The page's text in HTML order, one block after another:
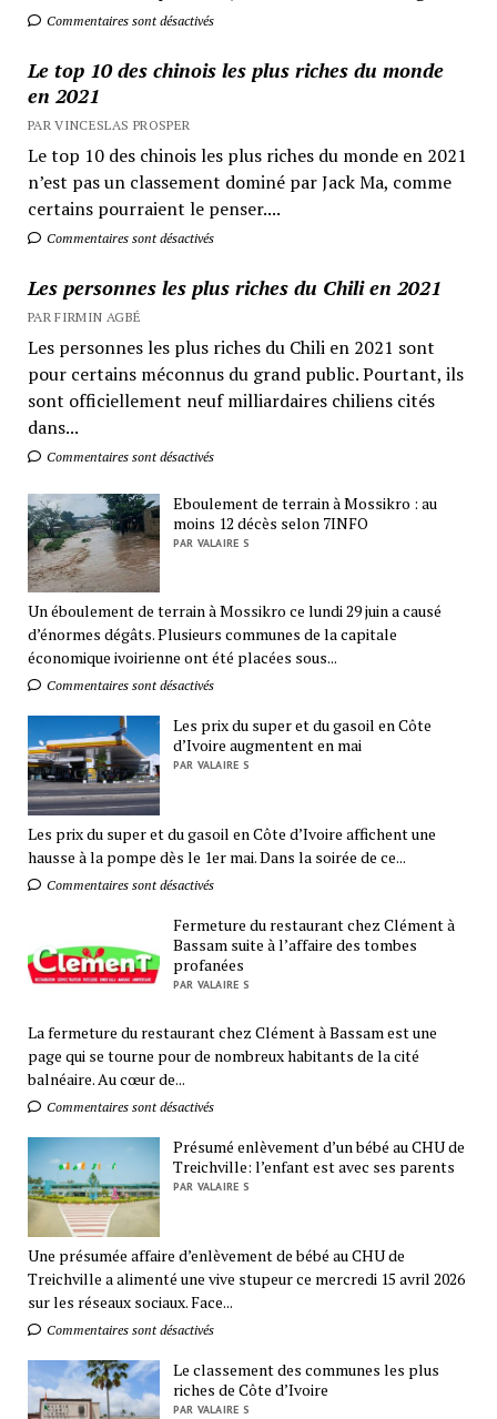
Commentaires sont désactivés
Le top 10 des chinois les plus riches du monde
en 2021
PAR VINCESLAS PROSPER
Le top 10 des chinois les plus riches du monde en 2021
n’est pas un classement dominé par Jack Ma, comme
certains pourraient le penser....
Commentaires sont désactivés
Les personnes les plus riches du Chili en 2021
PAR FIRMIN AGBÉ
Les personnes les plus riches du Chili en 2021 sont
pour certains méconnus du grand public. Pourtant, ils
sont officiellement neuf milliardaires chiliens cités
dans...
Commentaires sont désactivés
Eboulement de terrain à Mossikro : au
moins 12 décès selon 7INFO
PAR VALAIRE S
Un éboulement de terrain à Mossikro ce lundi 29 juin a causé
d’énormes dégâts. Plusieurs communes de la capitale
économique ivoirienne ont été placées sous...
Commentaires sont désactivés
Les prix du super et du gasoil en Côte
d’Ivoire augmentent en mai
PAR VALAIRE S
Les prix du super et du gasoil en Côte d’Ivoire affichent une
hausse à la pompe dès le 1er mai. Dans la soirée de ce...
Commentaires sont désactivés
Fermeture du restaurant chez Clément à
Bassam suite à l’affaire des tombes
profanées
PAR VALAIRE S
La fermeture du restaurant chez Clément à Bassam est une
page qui se tourne pour de nombreux habitants de la cité
balnéaire. Au cœur de...
Commentaires sont désactivés
Présumé enlèvement d’un bébé au CHU de
Treichville: l’enfant est avec ses parents
PAR VALAIRE S
Une présumée affaire d’enlèvement de bébé au CHU de
Treichville a alimenté une vive stupeur ce mercredi 15 avril 2026
sur les réseaux sociaux. Face...
Commentaires sont désactivés
Le classement des communes les plus
riches de Côte d’Ivoire
PAR VALAIRE S